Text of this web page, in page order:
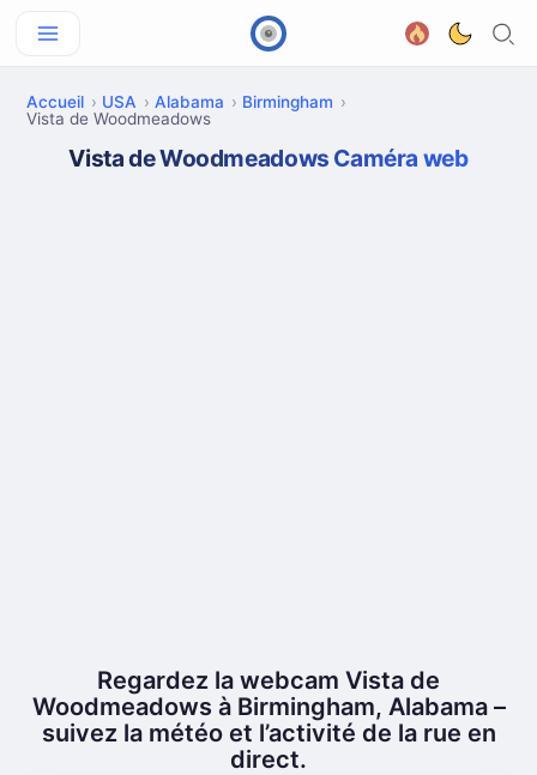
Accueil USA Alabama
Birmingham
Vista de Woodmeadows
Vista de Woodmeadows Caméra web
Regardez la webcam Vista de
Woodmeadows à Birmingham, Alabama –
suivez la météo et l’activité de la rue en
direct.